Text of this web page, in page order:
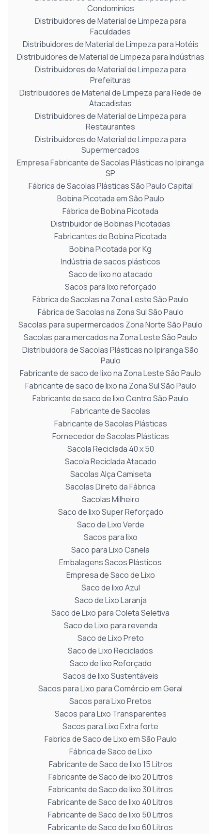
Condomínios
Distribuidores de Material de Limpeza para
Faculdades
Distribuidores de Material de Limpeza para Hotéis
Distribuidores de Material de Limpeza para Indústrias
Distribuidores de Material de Limpeza para
Prefeituras
Distribuidores de Material de Limpeza para Rede de
Atacadistas
Distribuidores de Material de Limpeza para
Restaurantes
Distribuidores de Material de Limpeza para
Supermercados
Empresa Fabricante de Sacolas Plásticas no Ipiranga
SP
Fábrica de Sacolas Plásticas São Paulo Capital
Bobina Picotada em São Paulo
Fábrica de Bobina Picotada
Distribuidor de Bobinas Picotadas
Fabricantes de Bobina Picotada
Bobina Picotada por Kg
Indústria de sacos plásticos
Saco de lixo no atacado
Sacos para lixo reforçado
Fábrica de Sacolas na Zona Leste São Paulo
Fábrica de Sacolas na Zona Sul São Paulo
Sacolas para supermercados Zona Norte São Paulo
Sacolas para mercados na Zona Leste São Paulo
Distribuidora de Sacolas Plásticas no Ipiranga São
Paulo
Fabricante de saco de lixo na Zona Leste São Paulo
Fabricante de saco de lixo na Zona Sul São Paulo
Fabricante de saco de lixo Centro São Paulo
Fabricante de Sacolas
Fabricante de Sacolas Plásticas
Fornecedor de Sacolas Plásticas
Sacola Reciclada 40 x 50
Sacola Reciclada Atacado
Sacolas Alça Camiseta
Sacolas Direto da Fábrica
Sacolas Milheiro
Saco de lixo Super Reforçado
Saco de Lixo Verde
Sacos para lixo
Saco para Lixo Canela
Embalagens Sacos Plásticos
Empresa de Saco de Lixo
Saco de lixo Azul
Saco de Lixo Laranja
Saco de Lixo para Coleta Seletiva
Saco de Lixo para revenda
Saco de Lixo Preto
Saco de Lixo Reciclados
Saco de lixo Reforçado
Sacos de lixo Sustentáveis
Sacos para Lixo para Comércio em Geral
Sacos para Lixo Pretos
Sacos para Lixo Transparentes
Sacos para Lixo Extra forte
Fabrica de Saco de Lixo em São Paulo
Fábrica de Saco de Lixo
Fabricante de Saco de lixo 15 Litros
Fabricante de Saco de lixo 20 Litros
Fabricante de Saco de lixo 30 Litros
Fabricante de Saco de lixo 40 Litros
Fabricante de Saco de lixo 50 Litros
Fabricante de Saco de lixo 60 Litros